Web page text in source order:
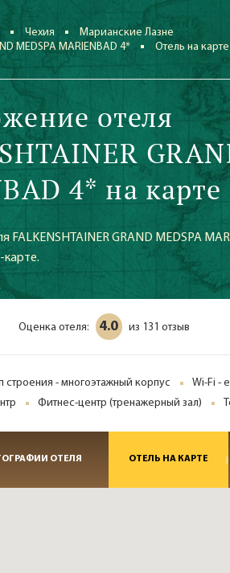
Чехия
Марианские Лазне
MEDSPA MARIENBAD 4*
Отель на карте
отеля
4* на карте
FALKENSHTAINER GRAND MEDSPA
карте.
Оценка отеля: 4.0 из 131 отзыв
строения - многоэтажный корпус Wi-Fi -
Фитнес-центр (тренажерный зал)
ОТЕЛЯ ОТЕЛЬ НА КАРТЕ